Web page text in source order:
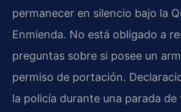
permanecer en silencio bajo la
Enmienda. No está obligado a
preguntas sobre si posee un
permiso de portación.
la policía durante una parada